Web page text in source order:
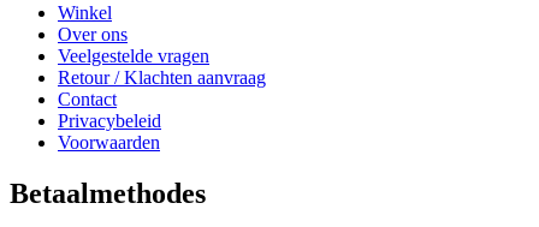
Winkel
Over ons
Veelgestelde vragen
Retour / Klachten aanvraag
Contact
Privacybeleid
Voorwaarden
Betaalmethodes